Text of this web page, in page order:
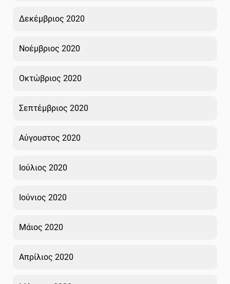
Δεκέμβριος 2020
Νοέμβριος 2020
Οκτώβριος 2020
Σεπτέμβριος 2020
Αύγουστος 2020
Ιούλιος 2020
Ιούνιος 2020
Μάιος 2020
Απρίλιος 2020